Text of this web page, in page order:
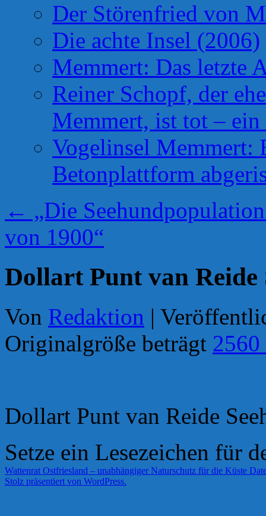
Der Störenfried von
Die achte Insel (2006)
Memmert: Das letzte
Reiner Schopf, der
Memmert, ist tot –
Vogelinsel Memmert:
Betonplattform
← „Die
von 1900“
Dollart Punt van Reide
Von Redaktion |
Originalgröße beträgt
Dollart Punt van Reide
Setze ein Lesezeichen für
Wattenrat Ostfriesland – unabhängiger Naturschutz für die Küste
Stolz präsentiert von WordPress.